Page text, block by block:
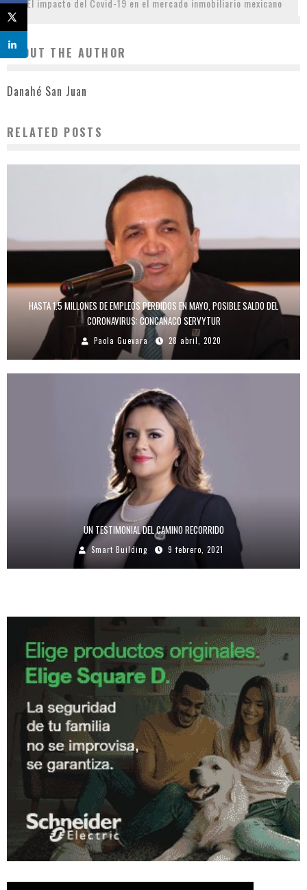
El impacto del Covid-19 en el mercado inmobiliario mexicano
ABOUT THE AUTHOR
Danahé San Juan
RELATED POSTS
HASTA 1.5 MILLONES DE EMPLEOS PERDIDOS EN MAYO, POSIBLE SALDO DEL
CORONAVIRUS: CONCANACO SERVYTUR
Paola Guevara 28 abril, 2020
UN TESTIMONIAL DEL CAMINO RECORRIDO
Smart Building 9 febrero, 2021